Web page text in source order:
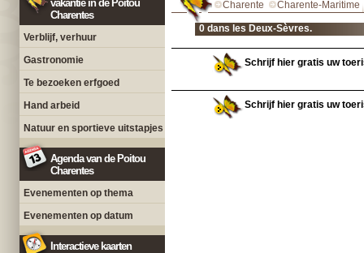
vakantie in de Poitou
Charentes
Verblijf, verhuur
Gastronomie
Te bezoeken erfgoed
Hand arbeid
Natuur en sportieve uitstapjes
Agenda van de Poitou
Charentes
Evenementen op thema
Evenementen op datum
Interactieve kaarten
Charente Charente-Maritime
0 dans les Deux-Sèvres.
Schrijf hier gratis uw
Schrijf hier gratis uw